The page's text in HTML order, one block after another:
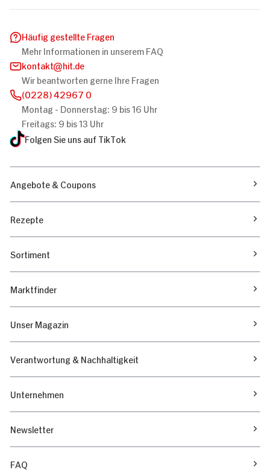
Häufig gestellte Fragen
Mehr Informationen in unserem FAQ
kontakt
hit.de
Wir beantworten gerne Ihre Fragen
(0228) 42967 0
Montag - Donnerstag: 9 bis 16 Uhr
Freitags: 9 bis 13 Uhr
Folgen Sie uns auf TikTok
Angebote & Coupons
Rezepte
Sortiment
Marktfinder
Unser Magazin
Verantwortung & Nachhaltigkeit
Unternehmen
Newsletter
FAQ